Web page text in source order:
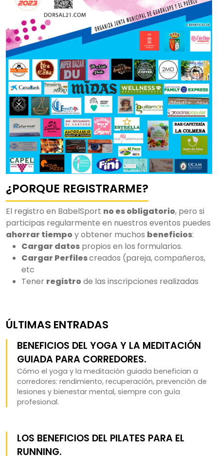
¿PORQUE REGISTRARME?
El registro en BabelSport no es obligatorio, pero si
participas regularmente en nuestros eventos puedes
ahorrar tiempo y obtener muchos beneficios:
Cargar datos propios en los formularios.
Cargar Perfilescreados (pareja, compañeros,
etc
Tener registro de las inscripciones realizadas
ÚLTIMAS ENTRADAS
BENEFICIOS DEL YOGA Y LA MEDITACIÓN
GUIADA PARA CORREDORES.
Cómo el yoga y la meditación guiada benefician a
corredores: rendimiento, recuperación, prevención de
lesiones y bienestar mental, siempre con guía
profesional.
LOS BENEFICIOS DEL PILATES PARA EL
RUNNING.